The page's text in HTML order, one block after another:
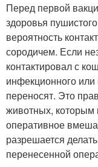
Перед первой
здоровья
вероятность
сородичем. Если
контактировал с
инфекционного
переносят. Это
животных, которым
оперативное
разрешается
перенесенной